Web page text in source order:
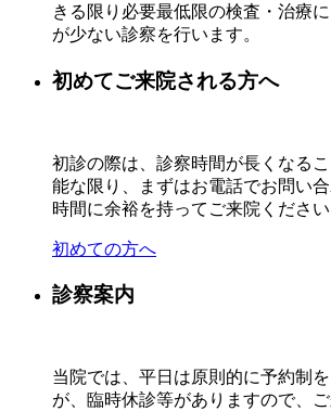
きる限り必要最低限の検査・治療
が少ない診察を行います。
初めてご来院される方へ
初診の際は、診察時間が長くなる
能な限り、まずはお電話でお問い
時間に余裕を持ってご来院ください
初めての方へ
診察案内
当院では、平日は原則的に予約制
が、臨時休診等がありますので、